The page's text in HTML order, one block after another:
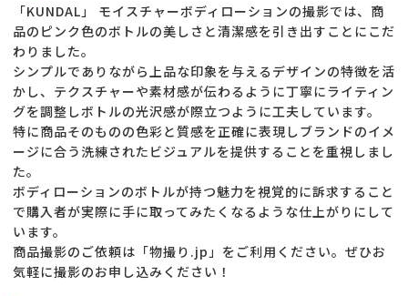
「KUNDAL」 モイスチャーボディローションの撮影では、商
品のピンク色のボトルの美しさと清潔感を引き出すことにこだ
わりました。
シンプルでありながら上品な印象を与えるデザインの特徴を活
かし、テクスチャーや素材感が伝わるように丁寧にライティン
グを調整しボトルの光沢感が際立つように工夫しています。
特に商品そのものの色彩と質感を正確に表現しブランドのイメ
ージに合う洗練されたビジュアルを提供することを重視しまし
た。
ボディローションのボトルが持つ魅力を視覚的に訴求すること
で購入者が実際に手に取ってみたくなるような仕上がりにして
います。
商品撮影のご依頼は「物撮り.jp」をご利用ください。ぜひお
気軽に撮影のお申し込みください！